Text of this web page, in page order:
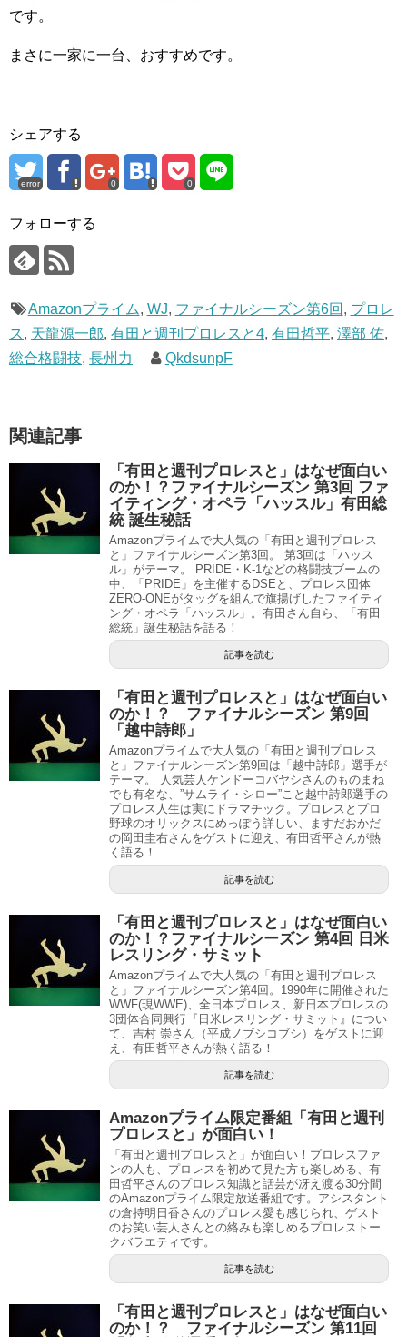
です。
まさに一家に一台、おすすめです。
シェアする
error 0 0
フォローする
Amazonプライム, WJ, ファイナルシーズン第6回 , プロレ
ス, 天龍源一郎, 有田と週刊プロレスと4, 有田哲平, 澤部 佑,
総合格闘技, 長州力 QkdsunpF
関連記事
「有田と週刊プロレスと」はなぜ面白い
のか！？ファイナルシーズン 第3回 ファ
イティング・オペラ「ハッスル」有田総
統 誕生秘話
Amazonプライムで大人気の「有田と週刊プロレス
と」ファイナルシーズン第3回。 第3回は「ハッス
ル」がテーマ。 PRIDE・K-1などの格闘技ブームの
中、「PRIDE」を主催するDSEと、プロレス団体
ZERO-ONEがタッグを組んで旗揚げしたファイティ
ング・オペラ「ハッスル」。有田さん自ら、「有田
総統」誕生秘話を語る！
記事を読む
「有田と週刊プロレスと」はなぜ面白い
のか！？ ファイナルシーズン 第9回
「越中詩郎」
Amazonプライムで大人気の「有田と週刊プロレス
と」ファイナルシーズン第9回は「越中詩郎」選手が
テーマ。 人気芸人ケンドーコバヤシさんのものまね
でも有名な、”サムライ・シロー”こと越中詩郎選手の
プロレス人生は実にドラマチック。プロレスとプロ
野球のオリックスにめっぽう詳しい、ますだおかだ
の岡田圭右さんをゲストに迎え、有田哲平さんが熱
く語る！
記事を読む
「有田と週刊プロレスと」はなぜ面白い
のか！？ファイナルシーズン 第4回 日米
レスリング・サミット
Amazonプライムで大人気の「有田と週刊プロレス
と」ファイナルシーズン第4回。1990年に開催された
WWF(現WWE)、全日本プロレス、新日本プロレスの
3団体合同興行『日米レスリング・サミット』につい
て、吉村 崇さん（平成ノブシコブシ）をゲストに迎
え、有田哲平さんが熱く語る！
記事を読む
Amazonプライム限定番組「有田と週刊
プロレスと」が面白い！
「有田と週刊プロレスと」が面白い！プロレスファ
ンの人も、プロレスを初めて見た方も楽しめる、有
田哲平さんのプロレス知識と話芸が冴え渡る30分間
のAmazonプライム限定放送番組です。アシスタント
の倉持明日香さんのプロレス愛も感じられ、ゲスト
のお笑い芸人さんとの絡みも楽しめるプロレストー
クバラエティです。
記事を読む
「有田と週刊プロレスと」はなぜ面白い
のか！？ ファイナルシーズン 第11回